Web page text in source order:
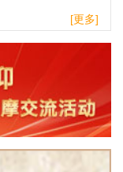
[更多]